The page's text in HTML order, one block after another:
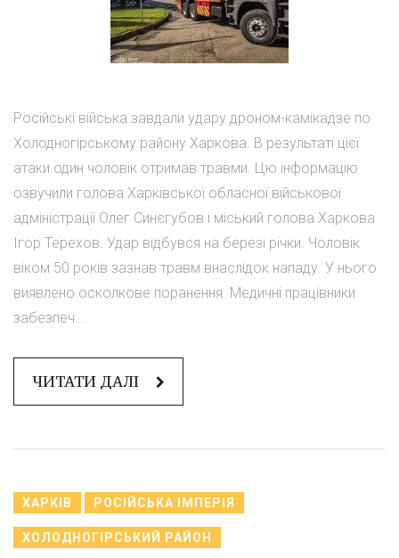
Російські війська завдали удару дроном-камікадзе по
Холодногірському району Харкова. В результаті цієї
атаки один чоловік отримав травми. Цю інформацію
озвучили голова Харківської обласної військової
адміністрації Олег Синєгубов і міський голова Харкова
Ігор Терехов. Удар відбувся на березі річки. Чоловік
віком 50 років зазнав травм внаслідок нападу. У нього
виявлено осколкове поранення. Медичні працівники
забезпеч...
ЧИТАТИ ДАЛІ
ХАРКІВ РОСІЙСЬКА ІМПЕРІЯ
ХОЛОДНОГІРСЬКИЙ РАЙОН